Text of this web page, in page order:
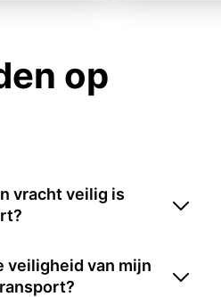
op
vracht veilig is
veiligheid van mijn